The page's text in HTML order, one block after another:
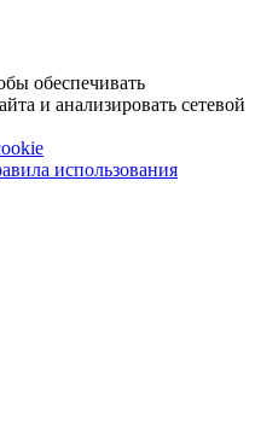
обеспечивать
и анализировать сетевой
использования